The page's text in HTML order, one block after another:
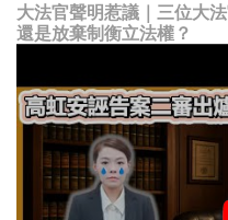
大法官聲明惹議｜三位大
還是放棄制衡立法權？